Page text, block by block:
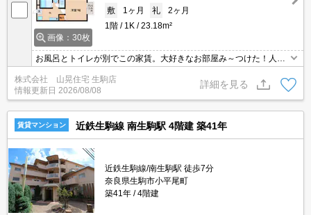
画像：30枚
敷
1ヶ月 礼
2ヶ月
1階
1K 23.18m²
お風呂とトイレが別でこの家賃。大好きなお部屋み～つけた！人気
のお風呂とトイレが別のセパレートタイプです(^^)しかも独立洗面
化粧台付き。ガスコンロのキッチンで自炊派の貴方にはうってつ
け！そのうえ南向きで日当り良好です☆ガスは人気の都市ガス仕
様。
株式会社 山晃住宅 生駒店
情報更新日 2026/08/08
詳細を見る
賃貸マンション 近鉄生駒線 南生駒駅 4階建 築41年
近鉄生駒線/南生駒駅 徒歩7分
奈良県生駒市小平尾町
築41年
4階建